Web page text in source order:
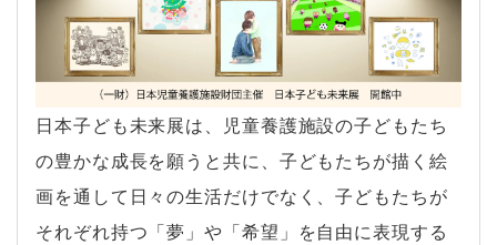
日本子ども未来展は、児童養護施設の子どもたち
の豊かな成長を願うと共に、子どもたちが描く絵
画を通して日々の生活だけでなく、子どもたちが
それぞれ持つ「夢」や「希望」を自由に表現する